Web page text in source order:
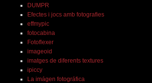
DUMPR
Efectes i jocs amb fotografies
effmypic
fotocabina
Fotoflexer
imageoid
imatges de diferents textures
ipiccy
La imágen fotográfica